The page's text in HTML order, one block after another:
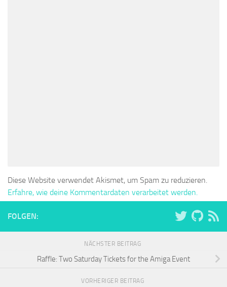
Diese Website verwendet Akismet, um Spam zu reduzieren.
Erfahre, wie deine Kommentardaten verarbeitet werden.
FOLGEN:
NÄCHSTER BEITRAG
Raffle: Two Saturday Tickets for the Amiga Event
VORHERIGER BEITRAG